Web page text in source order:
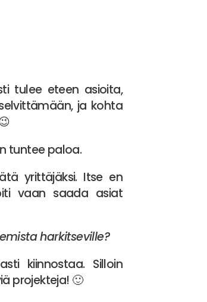
tulee eteen asioita,
ja kohta
tuntee paloa.
yrittäjäksi. Itse en
vaan saada asiat
harkitseville?
kiinnostaa. Silloin
projekteja! 🙂